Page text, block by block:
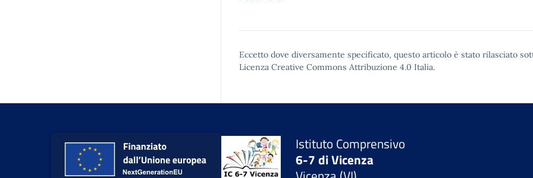
Eccetto dove diversamente specificato, questo articolo è stato rilasciato
Licenza Creative Commons Attribuzione 4.0 Italia.
Istituto Comprensivo
6-7 di Vicenza